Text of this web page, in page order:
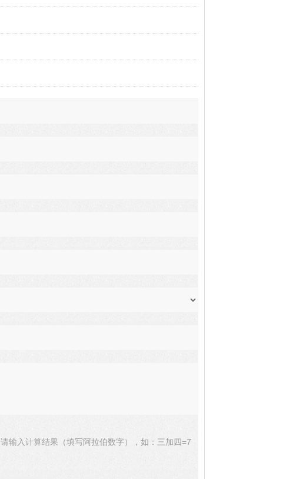
请输入计算结果（填写阿拉伯数字），如：三加四=7